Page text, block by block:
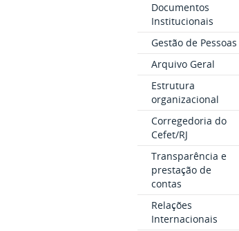
Documentos
Institucionais
Gestão de Pessoas
Arquivo Geral
Estrutura
organizacional
Corregedoria do
Cefet/RJ
Transparência e
prestação de
contas
Relações
Internacionais